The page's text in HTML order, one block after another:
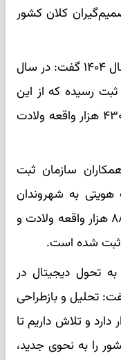
کلان کشور
وی با اشاره به آمار وقایع حیاتی در سال ۱۴۰۴ گفت: در سال
به ثبت رسیده که از این
تعداد ۴۶۲ هزار واقعه ولادت پسر و ۴۳۰ هزار واقعه ولادت
سازمان ثبت
به شهروندان
اقدام نمودند و در این مدت بیش از ۸۸ هزار واقعه ولادت و
تحول دیجیتال در
تحلیل و بازطراحی
دارد و تلاش داریم تا
را به نحوی جدید،